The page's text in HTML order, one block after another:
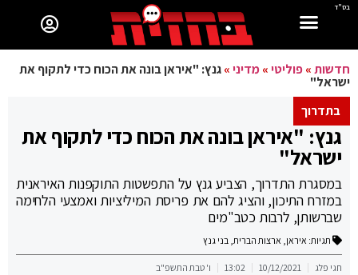
בס"ד
חדשות»פוליטי»מדיני»גנץ: "איראן בונה את הכוח כדי לתקוף את
ישראל"
בתדרוך
גנץ: "איראן בונה את הכוח כדי לתקוף את
ישראל"
במסגרת התדרוך, הצביע גנץ על התפשטות התוקפנות האיראנית
במזרח התיכון, והציג להם את פריסת המיליציות ואמצעי הלחימה
שברשותן, לרבות כטב"מים
תגיות: איראן, ארצות הברית, בני גנץ
חגי פלג 10/12/2021
13:02 ו' טבת התשפ"ב